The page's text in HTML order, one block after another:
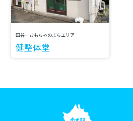
国谷・おもちゃのまちエリア
健整体堂